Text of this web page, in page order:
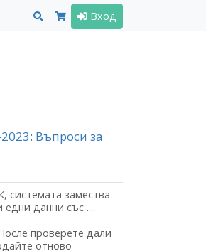
Вход
Въпроси за
системата замества
данни със ....
проверете дали
отново